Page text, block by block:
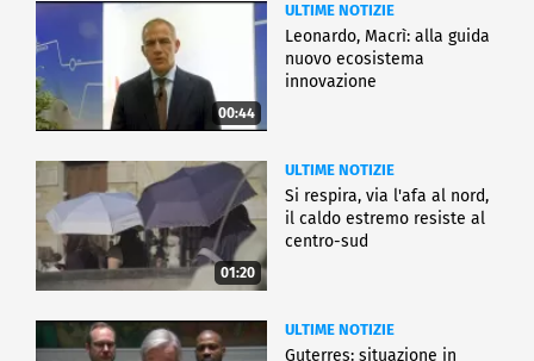
00:44
ULTIME NOTIZIE
Leonardo, Macrì: alla guida
nuovo ecosistema
innovazione
01:20
ULTIME NOTIZIE
Si respira, via l'afa al nord,
il caldo estremo resiste al
centro-sud
ULTIME NOTIZIE
Guterres: situazione in